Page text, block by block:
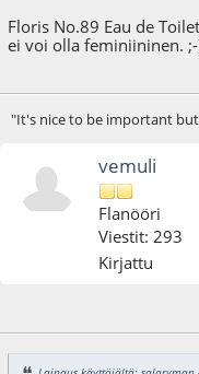
Floris No.89 Eau de
ei voi olla feminiininen.
"It's nice to be important
vemuli
Flanööri
Viestit: 293
Kirjattu